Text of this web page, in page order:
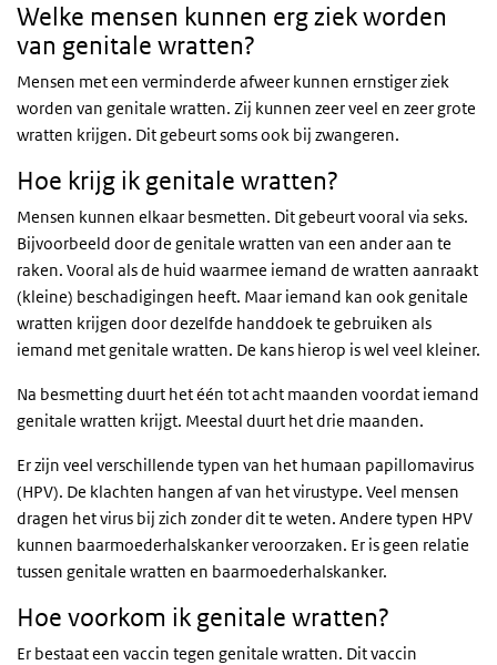
Welke mensen kunnen erg ziek worden
van genitale wratten?
Mensen met een verminderde afweer kunnen ernstiger ziek
worden van genitale wratten. Zij kunnen zeer veel en zeer grote
wratten krijgen. Dit gebeurt soms ook bij zwangeren.
Hoe krijg ik genitale wratten?
Mensen kunnen elkaar besmetten. Dit gebeurt vooral via seks.
Bijvoorbeeld door de genitale wratten van een ander aan te
raken. Vooral als de huid waarmee iemand de wratten aanraakt
(kleine) beschadigingen heeft. Maar iemand kan ook genitale
wratten krijgen door dezelfde handdoek te gebruiken als
iemand met genitale wratten. De kans hierop is wel veel kleiner.
Na besmetting duurt het één tot acht maanden voordat iemand
genitale wratten krijgt. Meestal duurt het drie maanden.
Er zijn veel verschillende typen van het humaan papillomavirus
(HPV). De klachten hangen af van het virustype. Veel mensen
dragen het virus bij zich zonder dit te weten. Andere typen HPV
kunnen baarmoederhalskanker veroorzaken. Er is geen relatie
tussen genitale wratten en baarmoederhalskanker.
Hoe voorkom ik genitale wratten?
Er bestaat een vaccin tegen genitale wratten. Dit vaccin